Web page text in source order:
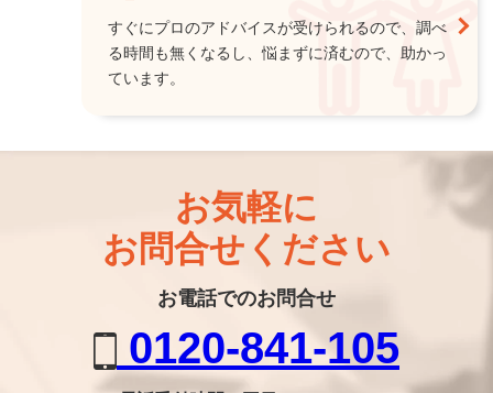
すぐにプロのアドバイスが受けられるので、調べ
る時間も無くなるし、悩まずに済むので、助かっ
ています。
お気軽に
お問合せください
お電話でのお問合せ
0120-841-105